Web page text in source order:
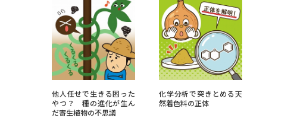
このサイトについて
受付内容・発送状況の確認 テレメール
お支払いサイト
お問合せ先 テレメール進学カタログ訂正のご案内
他人任せで生きる困った
やつ？ 種の進化が生ん
だ寄生植物の不思議
化学分析で突きとめる天
然着色料の正体